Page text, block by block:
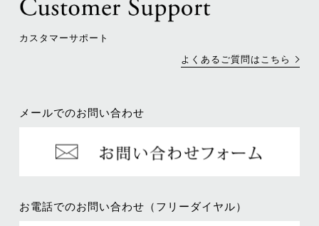
カスタマーサポート
よくあるご質問はこちら
メールでのお問い合わせ
お電話でのお問い合わせ（フリーダイヤル）